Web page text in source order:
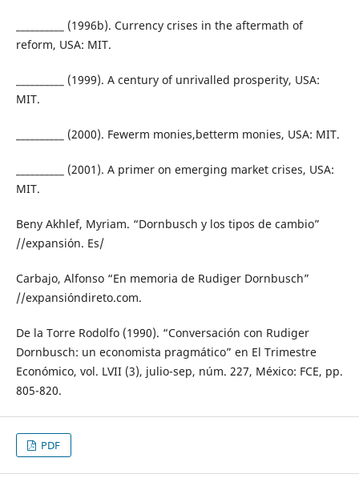
__________ (1996b). Currency crises in the aftermath of
reform, USA: MIT.
__________ (1999). A century of unrivalled prosperity, USA:
MIT.
__________ (2000). Fewerm monies,betterm monies, USA: MIT.
__________ (2001). A primer on emerging market crises, USA:
MIT.
Beny Akhlef, Myriam. “Dornbusch y los tipos de cambio”
//expansión. Es/
Carbajo, Alfonso “En memoria de Rudiger Dornbusch”
//expansióndireto.com.
De la Torre Rodolfo (1990). “Conversación con Rudiger
Dornbusch: un economista pragmático” en El Trimestre
Económico, vol. LVII (3), julio-sep, núm. 227, México: FCE, pp.
805-820.
PDF